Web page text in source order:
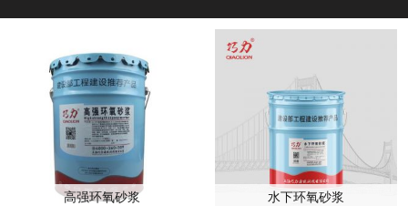
高强环氧砂浆 水下环氧砂浆